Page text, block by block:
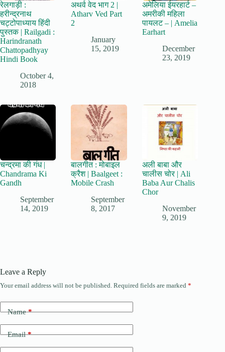
रेलगाड़ी :
हरीन्द्रनाथ
चट्टोपाध्याय हिंदी
पुस्तक | Railgadi :
Harindranath
Chattopadhyay
Hindi Book
October 4,
2018
अथर्व वेद भाग 2 |
Atharv Ved Part
2
January
15, 2019
अमेलिया ईयरहार्ट –
अमरीकी महिला
पायलट – | Amelia
Earhart
December
23, 2019
चन्द्रमा की गंध |
Chandrama Ki
Gandh
September
14, 2019
बालगीत : मोबाइल
क्रैश | Baalgeet :
Mobile Crash
September
8, 2017
अली बाबा और
चालीस चोर | Ali
Baba Aur Chalis
Chor
November
9, 2019
Leave a Reply
Your email address will not be published. Required fields are marked *
Name*
Email*